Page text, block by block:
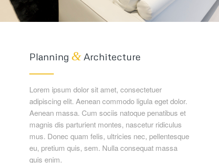
Planning & Architecture
Lorem ipsum dolor sit amet, consectetuer
adipiscing elit. Aenean commodo ligula eget dolor.
Aenean massa. Cum sociis natoque penatibus et
magnis dis parturient montes, nascetur ridiculus
mus. Donec quam felis, ultricies nec, pellentesque
eu, pretium quis, sem. Nulla consequat massa
quis enim.